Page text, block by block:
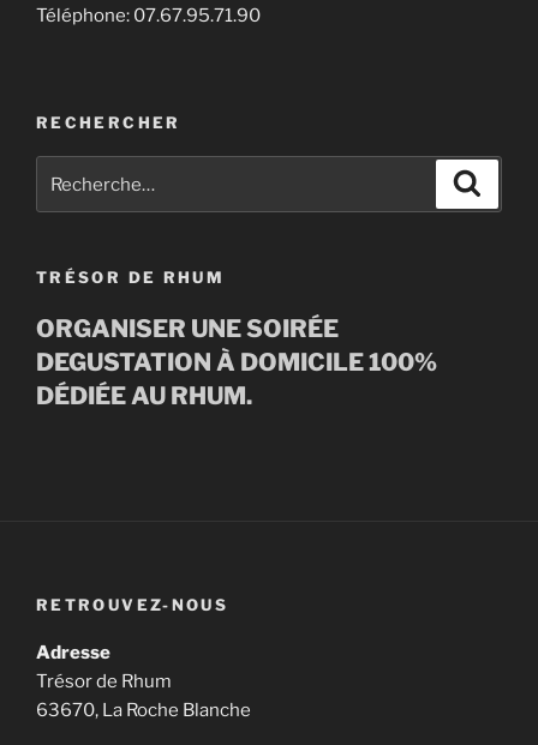
Téléphone: 07.67.95.71.90
RECHERCHER
TRÉSOR DE RHUM
ORGANISER UNE SOIRÉE
DEGUSTATION À DOMICILE 100%
DÉDIÉE AU RHUM.
RETROUVEZ-NOUS
Adresse
Trésor de Rhum
63670, La Roche Blanche